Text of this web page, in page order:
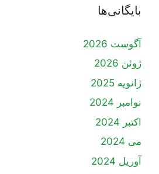
بایگانی‌ها
آگوست 2026
ژوئن 2026
ژانویه 2025
نوامبر 2024
اکتبر 2024
می 2024
آوریل 2024